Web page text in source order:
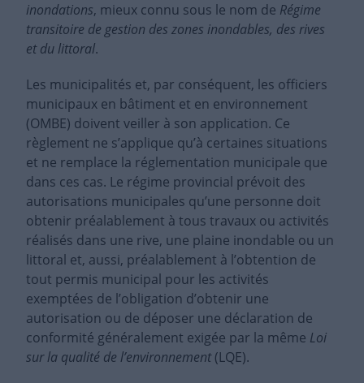
inondations, mieux connu sous le nom de Régime
transitoire de gestion des zones inondables, des rives
et du littoral.
Les municipalités et, par conséquent, les officiers
municipaux en bâtiment et en environnement
(OMBE) doivent veiller à son application. Ce
règlement ne s’applique qu’à certaines situations
et ne remplace la réglementation municipale que
dans ces cas. Le régime provincial prévoit des
autorisations municipales qu’une personne doit
obtenir préalablement à tous travaux ou activités
réalisés dans une rive, une plaine inondable ou un
littoral et, aussi, préalablement à l’obtention de
tout permis municipal pour les activités
exemptées de l’obligation d’obtenir une
autorisation ou de déposer une déclaration de
conformité généralement exigée par la même Loi
sur la qualité de l’environnement(LQE).